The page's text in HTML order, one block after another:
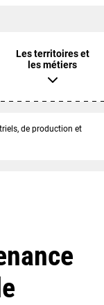
Les territoires et
les métiers
de production et